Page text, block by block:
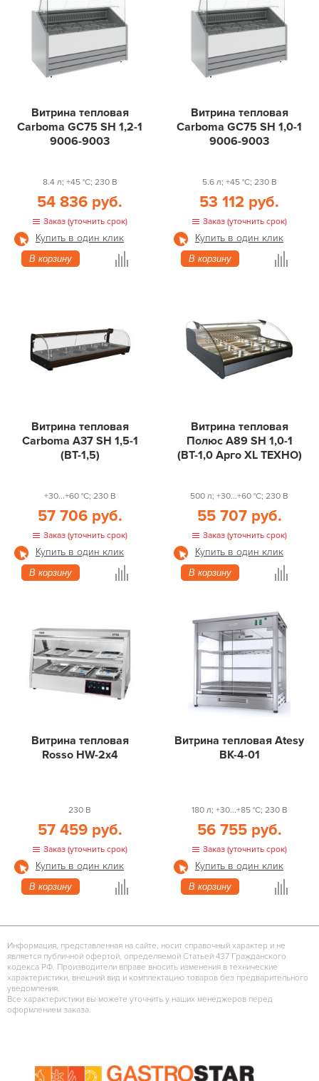
Витрина тепловая
Carboma GC75 SH 1,2-1
9006-9003
8.4 л; +45 °С; 230 В
54 836 руб.
Заказ (уточнить срок)
Купить в один клик
В корзину
Витрина тепловая
Carboma GC75 SH 1,0-1
9006-9003
5.6 л; +45 °С; 230 В
53 112 руб.
Заказ (уточнить срок)
Купить в один клик
В корзину
Витрина тепловая
Carboma A37 SH 1,5-1
(ВТ-1,5)
+30...+60 °С; 230 В
57 706 руб.
Заказ (уточнить срок)
Купить в один клик
В корзину
Витрина тепловая
Полюс А89 SH 1,0-1
(ВТ-1,0 Арго XL ТЕХНО)
500 л; +30...+60 °С; 230 В
55 707 руб.
Заказ (уточнить срок)
Купить в один клик
В корзину
Витрина тепловая
Rosso HW-2x4
230 В
57 459 руб.
Заказ (уточнить срок)
Купить в один клик
В корзину
Витрина тепловая Atesy
ВК-4-01
180 л; +30...+85 °С; 230 В
56 755 руб.
Заказ (уточнить срок)
Купить в один клик
В корзину
Информация, представленная на сайте, носит справочный характер и не
является публичной офертой, определяемой Статьей 437 Гражданского
кодекса РФ. Производители вправе вносить изменения в технические
характеристики, внешний вид и комплектацию товаров без предварительного
уведомления.
Все характеристики вы можете уточнить у наших менеджеров перед
оформлением заказа.